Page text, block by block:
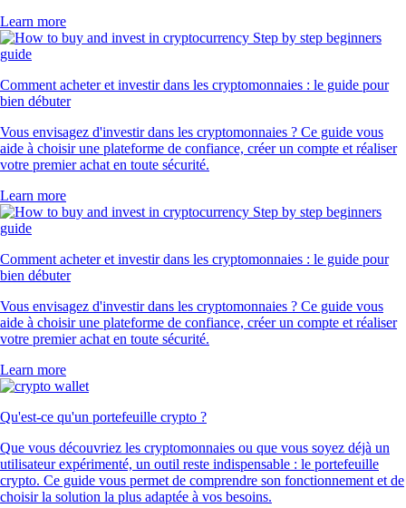
Learn more
Comment acheter et investir dans les cryptomonnaies : le guide pour
bien débuter
Vous envisagez d'investir dans les cryptomonnaies ? Ce guide vous
aide à choisir une plateforme de confiance, créer un compte et réaliser
votre premier achat en toute sécurité.
Learn more
Comment acheter et investir dans les cryptomonnaies : le guide pour
bien débuter
Vous envisagez d'investir dans les cryptomonnaies ? Ce guide vous
aide à choisir une plateforme de confiance, créer un compte et réaliser
votre premier achat en toute sécurité.
Learn more
Qu'est-ce qu'un portefeuille crypto ?
Que vous découvriez les cryptomonnaies ou que vous soyez déjà un
utilisateur expérimenté, un outil reste indispensable : le portefeuille
crypto. Ce guide vous permet de comprendre son fonctionnement et de
choisir la solution la plus adaptée à vos besoins.